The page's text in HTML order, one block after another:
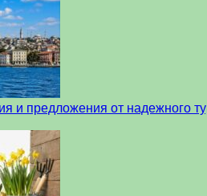
и предложения от надежного